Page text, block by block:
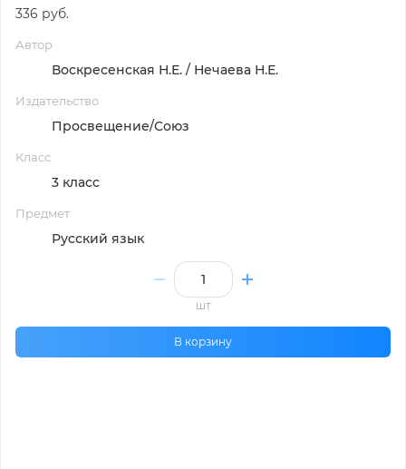
336 руб.
Автор
Воскресенская Н.Е. / Нечаева Н.Е.
Издательство
Просвещение/Союз
Класс
3 класс
Предмет
Русский язык
шт
В корзину